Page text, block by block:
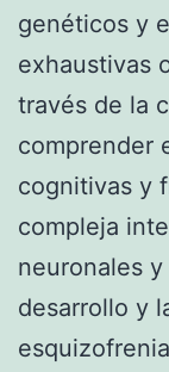
genéticos y
exhaustivas
través de la
comprender
cognitivas y
compleja
neuronales
desarrollo y